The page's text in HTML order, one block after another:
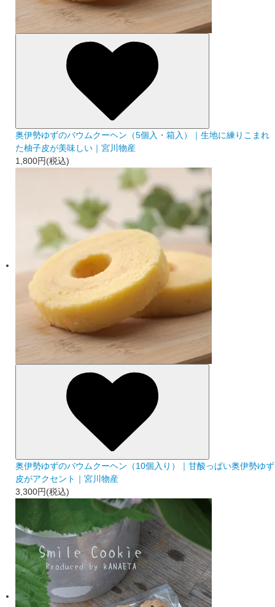
奥伊勢ゆずのバウムクーヘン（5個入・箱入）｜生地に練りこまれ
た柚子皮が美味しい｜宮川物産
1,800円(税込)
奥伊勢ゆずのバウムクーヘン（10個入り）｜甘酸っぱい奥伊勢ゆず
皮がアクセント｜宮川物産
3,300円(税込)